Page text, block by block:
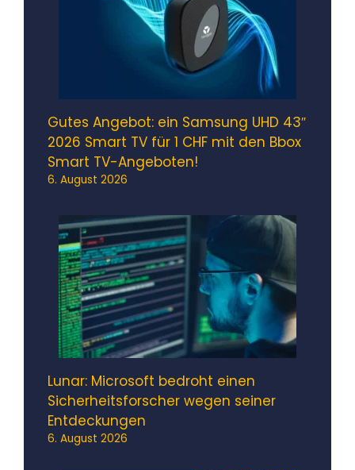
Gutes Angebot: ein Samsung UHD 43″
2026 Smart TV für 1 CHF mit den Bbox
Smart TV-Angeboten!
6. August 2026
Lunar: Microsoft bedroht einen
Sicherheitsforscher wegen seiner
Entdeckungen
6. August 2026